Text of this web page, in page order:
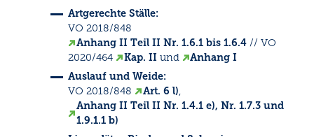
Artgerechte Ställe:
VO 2018/848
Anhang II Teil II Nr. 1.6.1 bis 1.6.4// VO
2020/464
Kap. II und
Anhang I
Auslauf und Weide:
VO 2018/848
Art. 6 l),
Anhang II Teil II Nr. 1.4.1 e), Nr. 1.7.3 und
1.9.1.1 b)